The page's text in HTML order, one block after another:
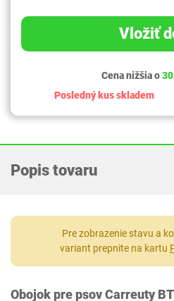
Vložiť
Cena nižšia o30
Posledný kus skladem
Popis tovaru
Pre zobrazenie stavu a
variant prepnite na kartu
Obojok pre psov Carreuty